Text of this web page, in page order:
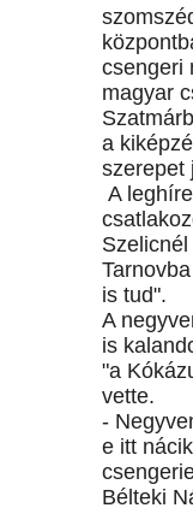
csengeri
magyar
a
szerepet
A
is tud".
A
is
"a
vette.
-
e itt
Bélteki